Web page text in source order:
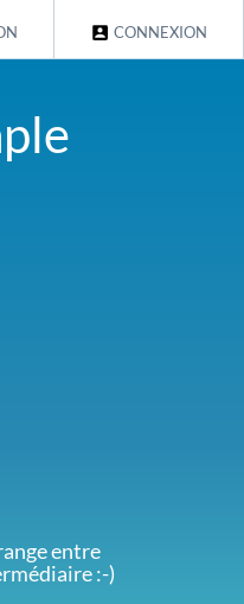
CONNEXION
entre
:-)